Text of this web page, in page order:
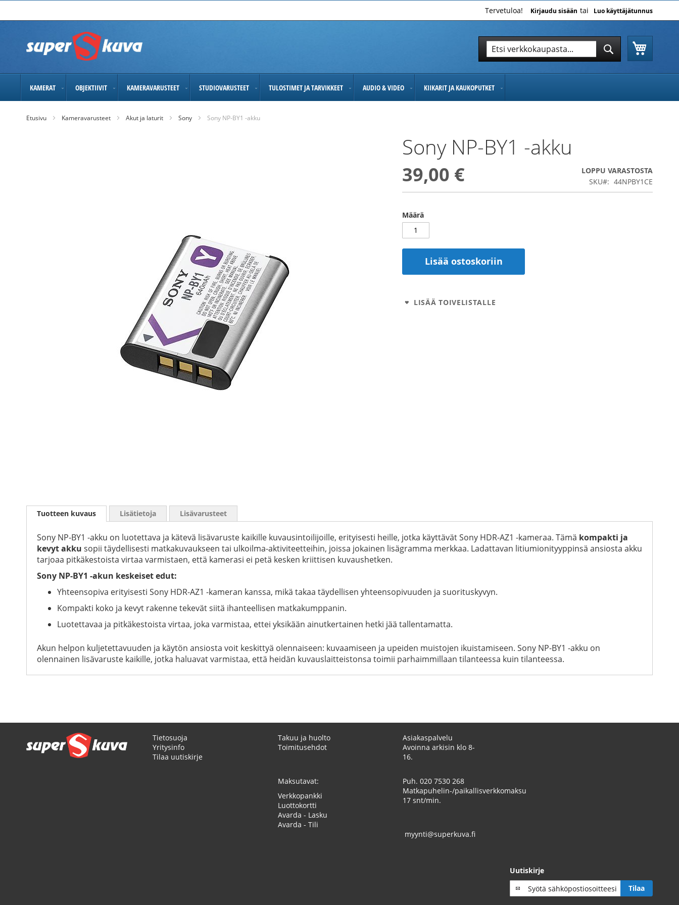
to
Tervetuloa! Kirjaudu sisään Luo käyttäjätunnus
Hae
KAMERAT OBJEKTIIVIT KAMERAVARUSTEET STUDIOVARUSTEET TULOSTIMET JA TARVIKKEET AUDIO & VIDEO KIIKARIT JA KAUKOPUTKET
Etusivu Kameravarusteet Akut ja laturit Sony Sony NP-BY1 -akku
Sony NP-BY1 -akku
39,00 €
LOPPU VARASTOSTA
SKU
44NPBY1CE
Määrä
Lisää ostoskoriin
LISÄÄ TOIVELISTALLE
to
images
gallery
Tuotteen kuvaus
Sony NP-BY1 -akku on luotettava ja kätevä lisävaruste kaikille kuvausintoilijoille, erityisesti heille, jotka käyttävät Sony HDR-AZ1 -kameraa. Tämä kompakti ja
kevyt akku sopii täydellisesti matkakuvaukseen tai ulkoilma-aktiviteetteihin, joissa jokainen lisägramma merkkaa. Ladattavan litiumionityyppinsä ansiosta akku
tarjoaa pitkäkestoista virtaa varmistaen, että kamerasi ei petä kesken kriittisen kuvaushetken.
Sony NP-BY1 -akun keskeiset edut:
Yhteensopiva erityisesti Sony HDR-AZ1 -kameran kanssa, mikä takaa täydellisen yhteensopivuuden ja suorituskyvyn.
Kompakti koko ja kevyt rakenne tekevät siitä ihanteellisen matkakumppanin.
Luotettavaa ja pitkäkestoista virtaa, joka varmistaa, ettei yksikään ainutkertainen hetki jää tallentamatta.
Akun helpon kuljetettavuuden ja käytön ansiosta voit keskittyä olennaiseen: kuvaamiseen ja upeiden muistojen ikuistamiseen. Sony NP-BY1 -akku on
olennainen lisävaruste kaikille, jotka haluavat varmistaa, että heidän kuvauslaitteistonsa toimii parhaimmillaan tilanteessa kuin tilanteessa.
Lisätietoja Lisävarusteet
Tietosuoja
Yritysinfo
Tilaa uutiskirje
Takuu ja huolto
Toimitusehdot
Maksutavat:
Verkkopankki
Luottokortti
Avarda - Lasku
Avarda - Tili
Asiakaspalvelu
Avoinna arkisin klo 8-
16.
Puh. 020 7530 268
Matkapuhelin-/paikallisverkkomaksu
17 snt/min.
myynti@superkuva.fi
Uutiskirje
Tilaa
uutiskirje
Tilaa